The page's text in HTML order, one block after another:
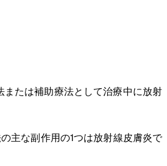
たは補助療法として治療中に放射
主な副作用の1つは放射線皮膚炎で